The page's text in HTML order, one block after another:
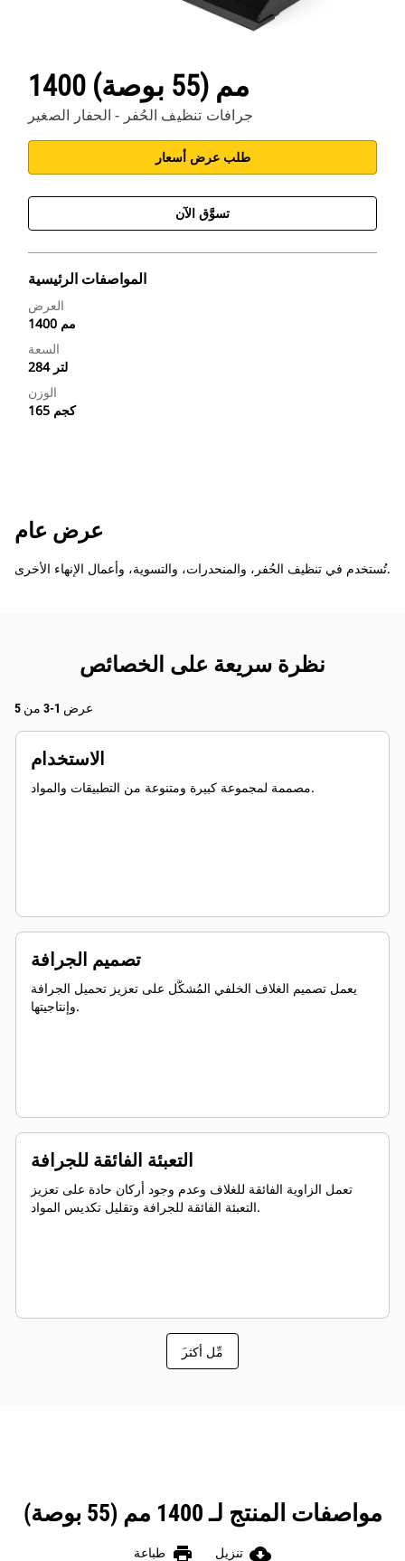
1400 مم (55 بوصة)
جرافات تنظيف الحُفر - الحفار الصغير
طلب عرض أسعار
تسوَّق الآن
المواصفات الرئيسية
العرض
1400 مم
السعة
284 لتر
الوزن
165 كجم
عرض عام
تُستخدم في تنظيف الحُفر، والمنحدرات، والتسوية، وأعمال الإنهاء الأخرى.
نظرة سريعة على الخصائص
عرض 1-3 من 5
الاستخدام
مصممة لمجموعة كبيرة ومتنوعة من التطبيقات والمواد.
تصميم الجرافة
يعمل تصميم الغلاف الخلفي المُشكَّل على تعزيز تحميل الجرافة
وإنتاجيتها.
التعبئة الفائقة للجرافة
تعمل الزاوية الفائقة للغلاف وعدم وجود أركان حادة على تعزيز
التعبئة الفائقة للجرافة وتقليل تكديس المواد.
َمِّل أكثر
مواصفات المنتج لـ 1400 مم (55 بوصة)
cloud_download تنزيل print طباعة